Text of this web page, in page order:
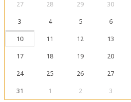
27 28 29 30
3 4 5 6
10 11 12 13
17 18 19 20
24 25 26 27
31 1 2 3